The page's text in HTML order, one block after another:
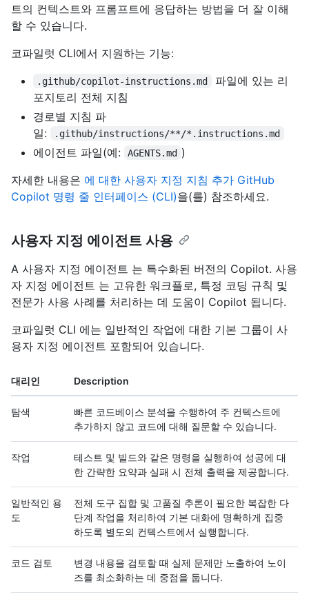
트의 컨텍스트와 프롬프트에 응답하는 방법을 더 잘 이해
할 수 있습니다.
코파일럿 CLI에서 지원하는 기능:
.github/copilot-instructions.md
파일에 있는 리
포지토리 전체 지침
경로별 지침 파
일:
.github/instructions/**/*.instructions.md
에이전트 파일(예: AGENTS.md )
자세한 내용은 에 대한 사용자 지정 지침 추가 GitHub
Copilot 명령 줄 인터페이스 (CLI)을(를) 참조하세요.
사용자 지정 에이전트 사용
A 사용자 지정 에이전트 는 특수화된 버전의 Copilot. 사용
자 지정 에이전트 는 고유한 워크플로, 특정 코딩 규칙 및
전문가 사용 사례를 처리하는 데 도움이 Copilot 됩니다.
코파일럿 CLI 에는 일반적인 작업에 대한 기본 그룹이 사
용자 지정 에이전트 포함되어 있습니다.
대리인 Description
탐색
빠른 코드베이스 분석을 수행하여 주 컨텍스트에
추가하지 않고 코드에 대해 질문할 수 있습니다.
작업
테스트 및 빌드와 같은 명령을 실행하여 성공에 대
한 간략한 요약과 실패 시 전체 출력을 제공합니다.
일반적인 용
도
전체 도구 집합 및 고품질 추론이 필요한 복잡한 다
단계 작업을 처리하여 기본 대화에 명확하게 집중
하도록 별도의 컨텍스트에서 실행합니다.
코드 검토
변경 내용을 검토할 때 실제 문제만 노출하여 노이
즈를 최소화하는 데 중점을 둡니다.